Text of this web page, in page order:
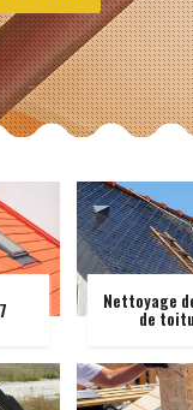
Nettoyage
de